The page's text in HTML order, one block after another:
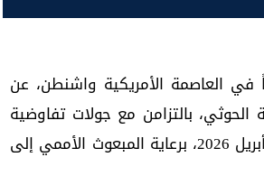
في العاصمة الأمريكية واشنطن، عن
بالتزامن مع جولات تفاوضية
مكثفة شهدتها العاصمة الأردنية عمّان خلال يومي 19 و20 أبريل 2026، برعاية المبعوث الأممي إلى